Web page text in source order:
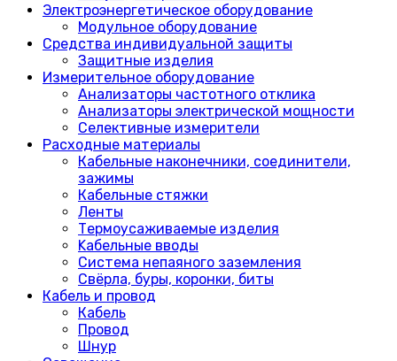
Электроэнергетическое оборудование
Модульное оборудование
Средства индивидуальной защиты
Защитные изделия
Измерительное оборудование
Анализаторы частотного отклика
Анализаторы электрической мощности
Селективные измерители
Расходные материалы
Кабельные наконечники, соединители,
зажимы
Кабельные стяжки
Ленты
Термоусаживаемые изделия
Kабельные вводы
Система непаяного заземления
Свёрла, буры, коронки, биты
Кабель и провод
Кабель
Провод
Шнур